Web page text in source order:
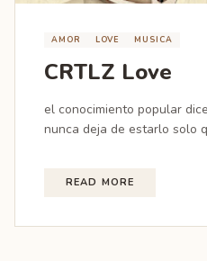
AMOR LOVE MUSICA
CRTLZ Love
el conocimiento popular
nunca deja de estarlo solo
READ MORE